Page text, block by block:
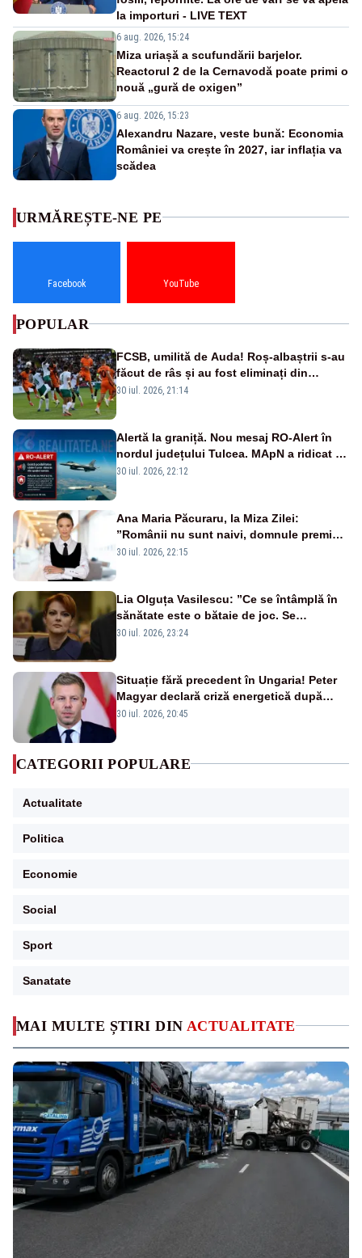
la importuri - LIVE TEXT
6 aug. 2026, 15:24
Miza uriașă a scufundării barjelor.
Reactorul 2 de la Cernavodă poate primi o
nouă „gură de oxigen”
6 aug. 2026, 15:23
Alexandru Nazare, veste bună: Economia
României va crește în 2027, iar inflația va
scădea
MAI MULTE ȘTIRI DIN ACTUALITATE
URMĂREȘTE-NE PE
Facebook YouTube
POPULAR
FCSB, umilită de Auda! Roș-albaștrii s-au
făcut de râs și au fost eliminați din
Conference League
30 iul. 2026, 21:14
Alertă la graniță. Nou mesaj RO-Alert în
nordul județului Tulcea. MApN a ridicat de
la sol două avioane F-16
30 iul. 2026, 22:12
Ana Maria Păcuraru, la Miza Zilei:
”Românii nu sunt naivi, domnule premier
Bolojan”
30 iul. 2026, 22:15
Lia Olguța Vasilescu: ”Ce se întâmplă în
sănătate este o bătaie de joc. Se
guvernează extraordinar de prost”
30 iul. 2026, 23:24
Situație fără precedent în Ungaria! Peter
Magyar declară criză energetică după
oprirea centralei de la Paks
30 iul. 2026, 20:45
CATEGORII POPULARE
Actualitate
Politica
Economie
Social
Sport
Sanatate